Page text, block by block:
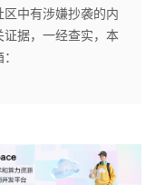
中有涉嫌抄袭的内
据，一经查实，本